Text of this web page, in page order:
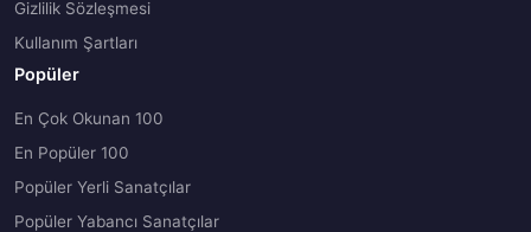
Gizlilik Sözleşmesi
Kullanım Şartları
Popüler
En Çok Okunan 100
En Popüler 100
Popüler Yerli Sanatçılar
Popüler Yabancı Sanatçılar